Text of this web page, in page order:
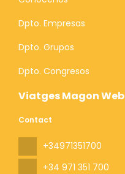
Viatges Magon Web
Contact
+34971351700
+34 971 351 700
Dpto. Empresas
Dpto. Grupos
Dpto. Congresos